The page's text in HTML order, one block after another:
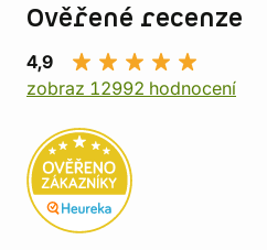
Ověřené recenze
4,9
zobraz 12992 hodnocení